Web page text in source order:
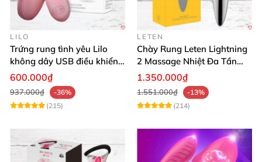
LILO
Trứng rung tình yêu Lilo
không dây USB điều khiển
remote tiện lợi
600.000₫
937.000₫
-36%
(215)
LETEN
Chày Rung Leten Lightning
2 Massage Nhiệt Đa Tần
Rung Toàn Thân
1.350.000₫
1.551.000₫
-13%
(214)